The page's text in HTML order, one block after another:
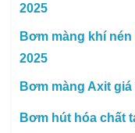
2025
Bơm màng khí
2025
Bơm màng Axit
Bơm hút hóa chất